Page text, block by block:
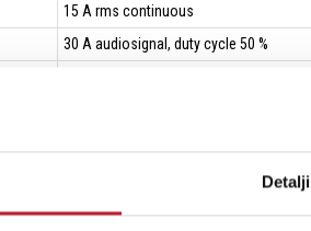
Detalji
15 A rms continuous
30 A audiosignal, duty cycle 50 %
Quick Lock